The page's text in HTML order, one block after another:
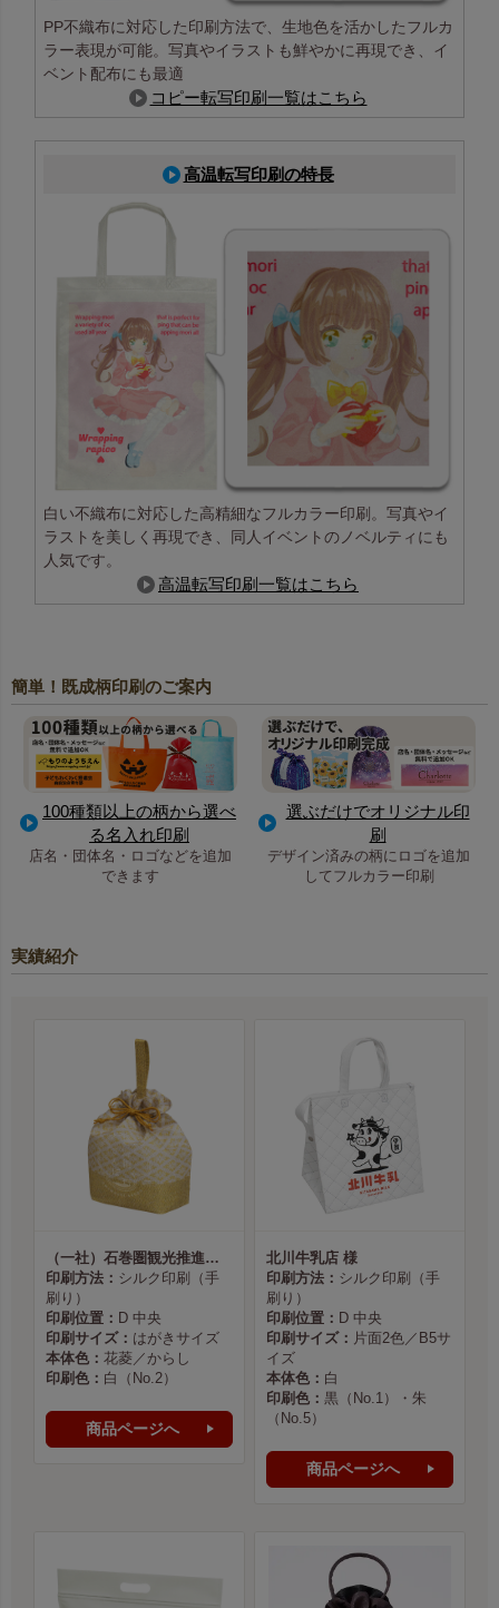
PP不織布に対応した印刷方法で、生地色を活かしたフルカ
ラー表現が可能。写真やイラストも鮮やかに再現でき、イ
ベント配布にも最適
コピー転写印刷一覧はこちら
高温転写印刷の特長
白い不織布に対応した高精細なフルカラー印刷。写真やイ
ラストを美しく再現でき、同人イベントのノベルティにも
人気です。
高温転写印刷一覧はこちら
簡単！既成柄印刷のご案内
100種類以上の柄から選べ
る名入れ印刷
店名・団体名・ロゴなどを追加
できます
選ぶだけでオリジナル印
刷
デザイン済みの柄にロゴを追加
してフルカラー印刷
実績紹介
（一社）石巻圏観光推進機構様
印刷方法： シルク印刷（手
刷り）
印刷位置： D 中央
印刷サイズ： はがきサイズ
本体色： 花菱／からし
印刷色： 白（No.2）
商品ページへ
北川牛乳店 様
印刷方法： シルク印刷（手
刷り）
印刷位置： D 中央
印刷サイズ： 片面2色／B5サ
イズ
本体色： 白
印刷色： 黒（No.1）・朱
（No.5）
商品ページへ